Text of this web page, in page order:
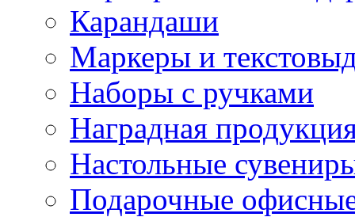
Карандаши
Маркеры и
Наборы с ручками
Наградная
Настольные
Подарочные